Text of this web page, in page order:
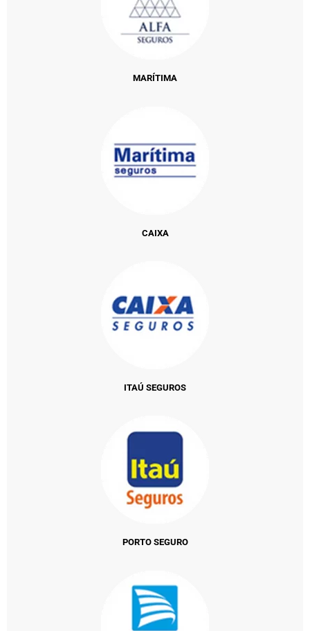
MARÍTIMA
CAIXA
ITAÚ SEGUROS
PORTO SEGURO